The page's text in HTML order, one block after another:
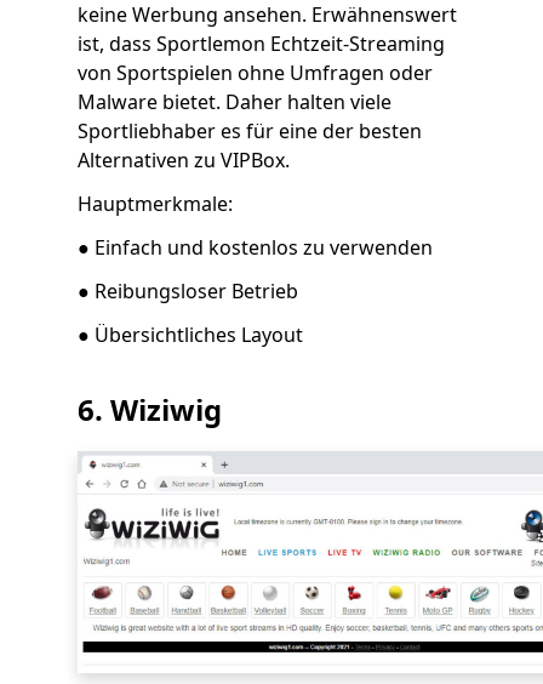
keine Werbung ansehen. Erwähnenswert
ist, dass Sportlemon Echtzeit-Streaming
von Sportspielen ohne Umfragen oder
Malware bietet. Daher halten viele
Sportliebhaber es für eine der besten
Alternativen zu VIPBox.
Hauptmerkmale:
● Einfach und kostenlos zu verwenden
● Reibungsloser Betrieb
● Übersichtliches Layout
6. Wiziwig